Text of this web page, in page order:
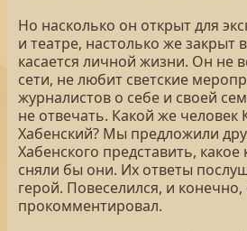
Но насколько он открыт для
и театре, настолько же закрыт
касается личной жизни. Он не
сети, не любит светские
журналистов о себе и своей
не отвечать. Какой же человек
Хабенский? Мы предложили
Хабенского представить,
сняли бы они. Их ответы
герой. Повеселился, и конечно,
прокомментировал.